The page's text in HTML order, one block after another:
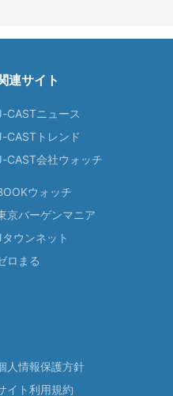
連サイト
CASTニュース
CASTトレンド
CAST会社ウォッチ
ウォッチ
京バーゲンマニア
ウンネット
ロまる
人情報保護方針
イト利用規約